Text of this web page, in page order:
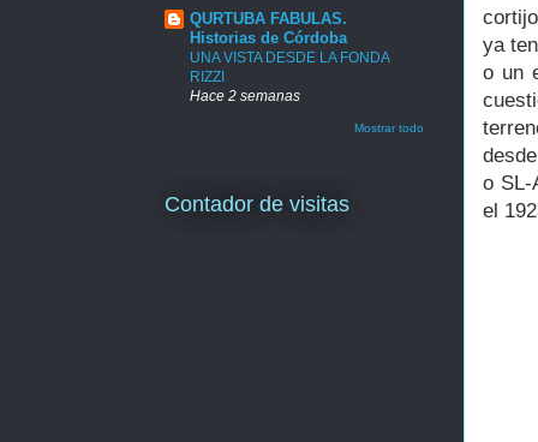
ya
o un
o SL-
el
QURTUBA FABULAS.
Historias de Córdoba
UNA VISTA DESDE LA FONDA
RIZZI
Hace 2 semanas
Mostrar todo
Contador de visitas